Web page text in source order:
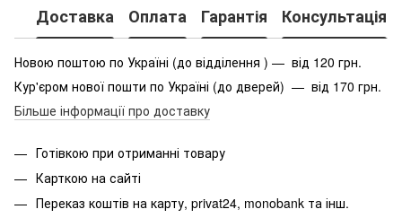
Доставка Оплата Гарантія Консультація
Новою поштою по Україні (до відділення ) — від 120 грн.
Кур'єром нової пошти по Україні (до дверей) — від 170 грн.
Більше інформації про доставку
Готівкою при отриманні товару
Карткою на сайті
Переказ коштів на карту, privat24, monobank та інш.